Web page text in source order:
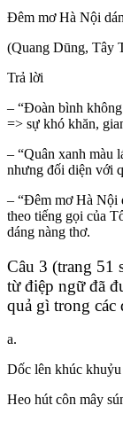
Đêm mơ Hà Nội
(Quang Dūng, Tây
Trả lời
– “Đoàn bình
=> sự khó khăn,
– “Quân xanh màu
nhưng đối diện với
– “Đêm mơ Hà Nội
theo tiếng gọi của
dáng nàng thơ.
Câu 3 (trang 51
từ điệp ngữ đã
quả gì trong các
a.
Dốc lên khúc
Heo hút côn mây